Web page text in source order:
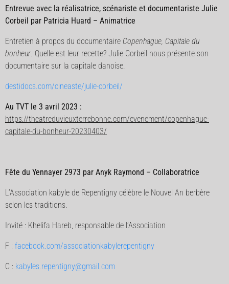
Entrevue avec la réalisatrice, scénariste et documentariste Julie
Corbeil par Patricia Huard – Animatrice
Entretien à propos du documentaire Copenhague, Capitale du
bonheur. Quelle est leur recette? Julie Corbeil nous présente son
documentaire sur la capitale danoise.
destidocs.com/cineaste/julie-corbeil/
Au TVT le 3 avril 2023 :
https://theatreduvieuxterrebonne.com/evenement/copenhague-
capitale-du-bonheur-20230403/
Fête du Yennayer 2973 par Anyk Raymond – Collaboratrice
L’Association kabyle de Repentigny célèbre le Nouvel An berbère
selon les traditions.
Invité : Khelifa Hareb, responsable de l’Association
F : facebook.com/associationkabylerepentigny
C : kabyles.repentigny@gmail.com